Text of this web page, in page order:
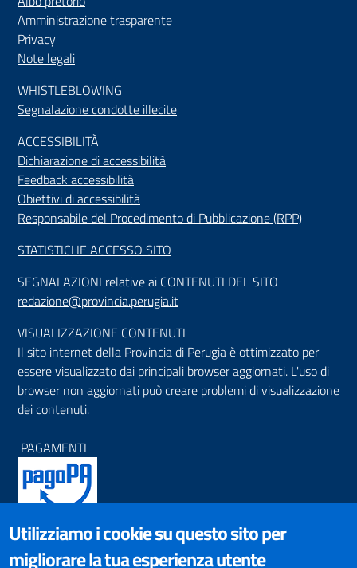
Amministrazione trasparente
Privacy
Note legali
WHISTLEBLOWING
Segnalazione condotte illecite
ACCESSIBILITÀ
Dichiarazione di accessibilità
Feedback accessibilità
Obiettivi di accessibilità
Responsabile del Procedimento di Pubblicazione (RPP)
STATISTICHE ACCESSO SITO
SEGNALAZIONI relative ai CONTENUTI DEL SITO
redazione@provincia.perugia.it
VISUALIZZAZIONE CONTENUTI
Il sito internet della Provincia di Perugia è ottimizzato per
essere visualizzato dai principali browser aggiornati. L'uso di
browser non aggiornati può creare problemi di visualizzazione
dei contenuti.
PAGAMENTI
SOCIAL NETWORKS
Pagina Facebook
Utilizziamo i cookie su questo sito per
migliorare la tua esperienza utente